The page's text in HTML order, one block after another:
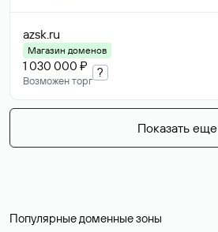
azsk.ru
Магазин доменов
1 030 000 ₽
Возможен торг
?
Показать еще
Популярные доменные зоны